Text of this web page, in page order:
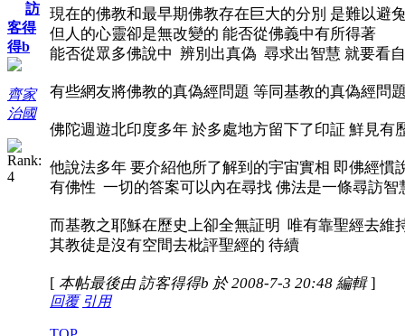
訪
客得
得b
齊家
治國
現在的佛教和最早期佛教存在巨大的分別 是難以避
但人的心靈卻是無改變的 能否從佛義中有所得著
能否從眾多佛說中 辨別出真偽 尋求出智慧 就要看
有些網友將佛教的真偽經問題 等同基教的真偽經問
佛陀週遊北印度多年 於多處地方留下了印証 鮮見有
他說法多年 要介紹他所了解到的宇宙實相 即佛經
有佛性 一切的答案可以內在尋找 佛法是一條尋訪
而基教之耶穌在歷史上卻全無証明 唯有靠聖經去維
其教徒是沒有空間去枇評聖經的 待續
[ 本帖最後由 訪客得得b 於 2008-7-3 20:48 編輯]
回覆 引用